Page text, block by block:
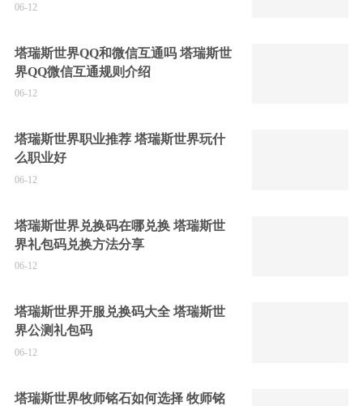
06-12
塔瑞斯世界QQ和微信互通吗 塔瑞斯世
界QQ微信互通规则介绍
06-12
塔瑞斯世界职业推荐 塔瑞斯世界玩什
么职业好
06-12
塔瑞斯世界兑换码在哪兑换 塔瑞斯世
界礼包码兑换方法分享
06-12
塔瑞斯世界开服兑换码大全 塔瑞斯世
界公测礼包码
06-12
塔瑞斯世界牧师铭石如何选择 牧师铭